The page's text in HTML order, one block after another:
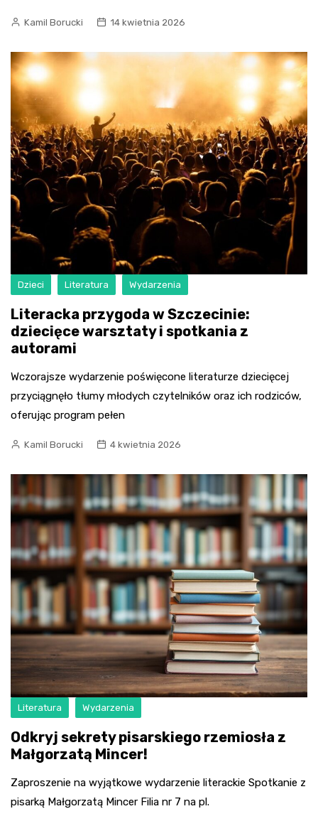
Kamil Borucki 14 kwietnia 2026
Dzieci Literatura Wydarzenia
Literacka przygoda w Szczecinie:
dziecięce warsztaty i spotkania z
autorami
Wczorajsze wydarzenie poświęcone literaturze dziecięcej
przyciągnęło tłumy młodych czytelników oraz ich rodziców,
oferując program pełen
Kamil Borucki 4 kwietnia 2026
Literatura Wydarzenia
Odkryj sekrety pisarskiego rzemiosła z
Małgorzatą Mincer!
Zaproszenie na wyjątkowe wydarzenie literackie Spotkanie z
pisarką Małgorzatą Mincer Filia nr 7 na pl.